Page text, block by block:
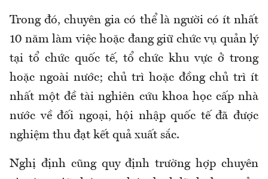
Trong đó, chuyên gia có thể là người có ít nhất
10 năm làm việc hoặc đang giữ chức vụ quản lý
tại tổ chức quốc tế, tổ chức khu vực ở trong
hoặc ngoài nước; chủ trì hoặc đồng chủ trì ít
nhất một đề tài nghiên cứu khoa học cấp nhà
nước về đối ngoại, hội nhập quốc tế đã được
nghiệm thu đạt kết quả xuất sắc.
Nghị định cũng quy định trường hợp chuyên